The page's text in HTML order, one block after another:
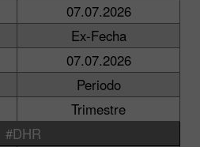
07.07.2026
Ex-Fecha
07.07.2026
Periodo
Trimestre
#DHR